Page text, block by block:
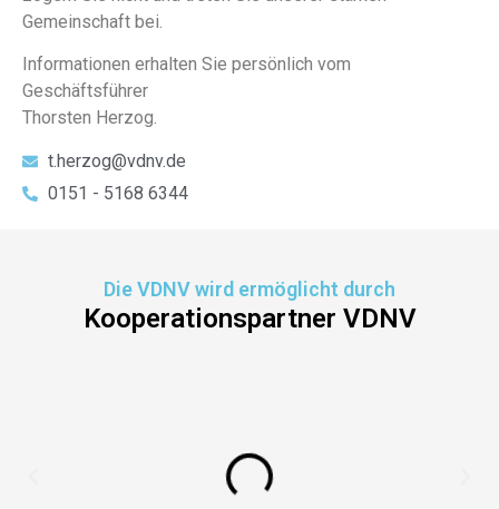
Gemeinschaft bei.
Informationen erhalten Sie persönlich vom
Geschäftsführer
Thorsten Herzog.
t.herzog@vdnv.de
0151 - 5168 6344
Die VDNV wird ermöglicht durch
Kooperationspartner VDNV